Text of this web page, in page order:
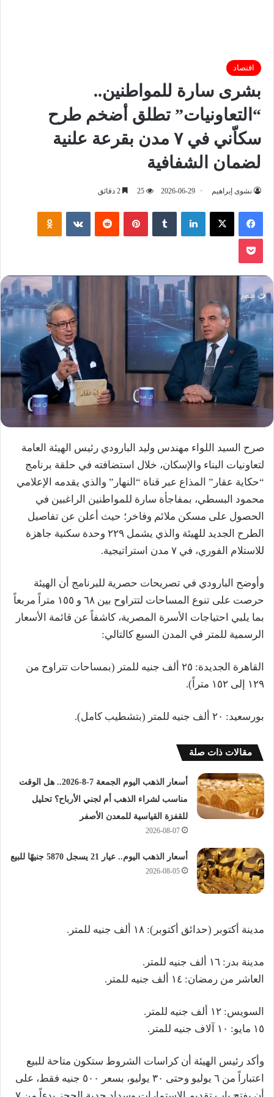
اقتصاد
بشرى سارة للمواطنين..
“التعاونيات” تطلق أضخم طرح
سكاّني في ٧ مدن بقرعة علنية
لضمان الشفافية
نشوى إبراهيم 2026-06-29
25
فيسبوك ‫X لينكدإن بينتيريست
صرح السيد اللواء مهندس وليد البارودي رئيس الهيئة العامة
لتعاونيات البناء والإسكان، خلال استضافته في حلقة برنامج
“حكاية عقار” المذاع عبر قناة “النهار” والذي يقدمه الإعلامي
محمود البسطي، بمفاجأة سارة للمواطنين الراغبين في
الحصول على مسكن ملائم وفاخر؛ حيث أعلن عن تفاصيل
الطرح الجديد للهيئة والذي يشمل ٢٢٩ وحدة سكنية جاهزة
للاستلام الفوري، في ٧ مدن استراتيجية.
وأوضح البارودي في تصريحات حصرية للبرنامج أن الهيئة
حرصت على تنوع المساحات لتتراوح بين ٦٨ و ١٥٥ متراً مربعاً
بما يلبي احتياجات الأسرة المصرية، كاشفاً عن قائمة الأسعار
الرسمية للمتر في المدن السبع كالتالي:
القاهرة الجديدة: ٢٥ ألف جنيه للمتر (بمساحات تتراوح من
١٢٩ إلى ١٥٢ متراً).
بورسعيد: ٢٠ ألف جنيه للمتر (بتشطيب كامل).
مقالات ذات صلة
أسعار الذهب اليوم الجمعة 7-8-2026.. هل الوقت
مناسب لشراء الذهب أم لجني الأرباح؟ تحليل
للقفزة القياسية للمعدن الأصفر
2026-08-07
أسعار الذهب اليوم.. عيار 21 يسجل 5870 جنيهًا للبيع
2026-08-05
مدينة أكتوبر (حدائق أكتوبر): ١٨ ألف جنيه للمتر.
مدينة بدر: ١٦ ألف جنيه للمتر.
العاشر من رمضان: ١٤ ألف جنيه للمتر.
السويس: ١٢ ألف جنيه للمتر.
١٥ مايو: ١٠ آلاف جنيه للمتر.
وأكد رئيس الهيئة أن كراسات الشروط ستكون متاحة للبيع
اعتباراً من ٦ يوليو وحتى ٣٠ يوليو، بسعر ٥٠٠ جنيه فقط، على